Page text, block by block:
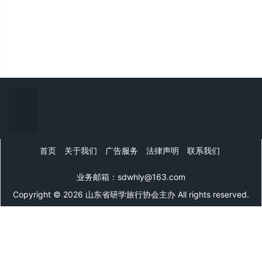
首页 关于我们 广告服务 法律声明 联系我们
业务邮箱：sdwhly@163.com
Copyright © 2026 山东省研学旅行协会主办 All rights reserved.